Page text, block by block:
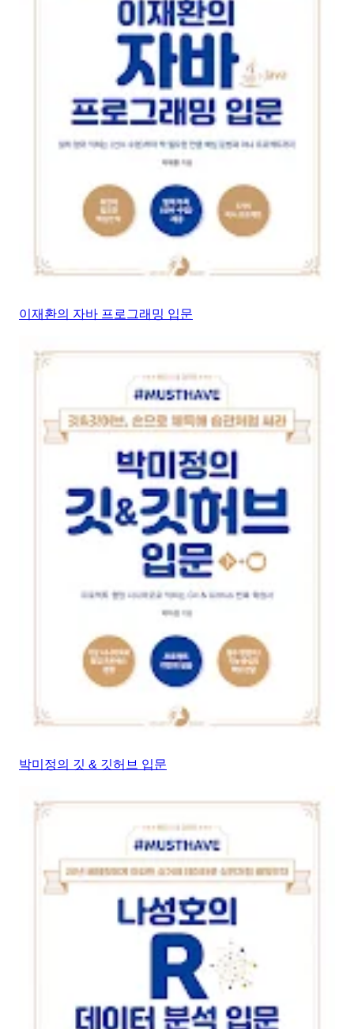
이재환의 자바 프로그래밍 입문
박미정의 깃 & 깃허브 입문